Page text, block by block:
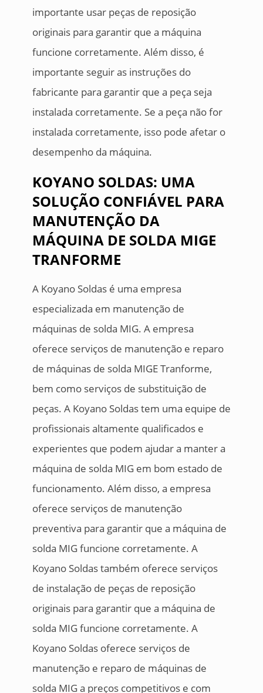
importante usar peças de reposição
originais para garantir que a máquina
funcione corretamente. Além disso, é
importante seguir as instruções do
fabricante para garantir que a peça seja
instalada corretamente. Se a peça não for
instalada corretamente, isso pode afetar o
desempenho da máquina.
KOYANO SOLDAS: UMA
SOLUÇÃO CONFIÁVEL PARA
MANUTENÇÃO DA
MÁQUINA DE SOLDA MIGE
TRANFORME
A Koyano Soldas é uma empresa
especializada em manutenção de
máquinas de solda MIG. A empresa
oferece serviços de manutenção e reparo
de máquinas de solda MIGE Tranforme,
bem como serviços de substituição de
peças. A Koyano Soldas tem uma equipe de
profissionais altamente qualificados e
experientes que podem ajudar a manter a
máquina de solda MIG em bom estado de
funcionamento. Além disso, a empresa
oferece serviços de manutenção
preventiva para garantir que a máquina de
solda MIG funcione corretamente. A
Koyano Soldas também oferece serviços
de instalação de peças de reposição
originais para garantir que a máquina de
solda MIG funcione corretamente. A
Koyano Soldas oferece serviços de
manutenção e reparo de máquinas de
solda MIG a preços competitivos e com